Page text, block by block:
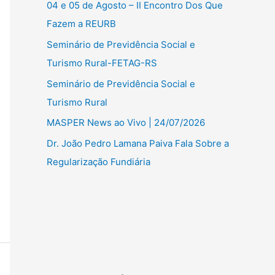
04 e 05 de Agosto – II Encontro Dos Que
Fazem a REURB
Seminário de Previdência Social e
Turismo Rural-FETAG-RS
Seminário de Previdência Social e
Turismo Rural
MASPER News ao Vivo | 24/07/2026
Dr. João Pedro Lamana Paiva Fala Sobre a
Regularização Fundiária